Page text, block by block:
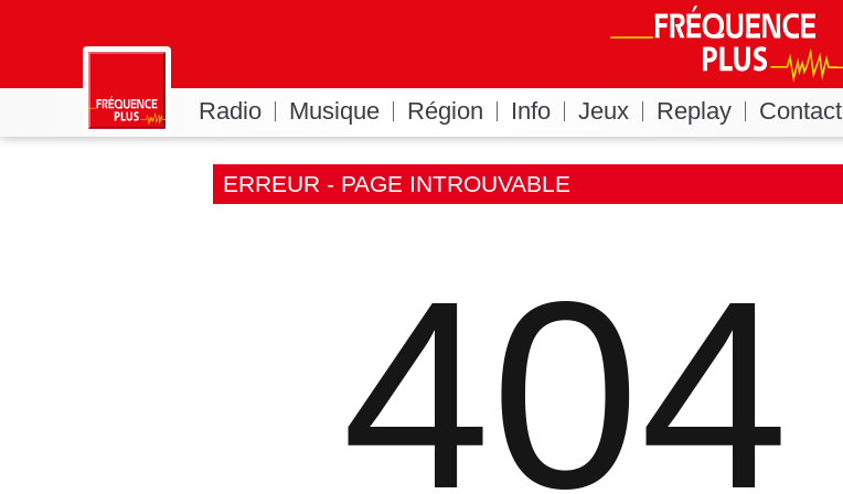
Radio Musique Région Info Jeux Replay Contact
ERREUR - PAGE INTROUVABLE
404